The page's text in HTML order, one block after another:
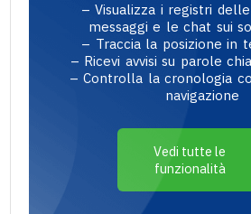
– Visualizza i registri
messaggi e le chat sui
– Traccia la posizione in
– Ricevi avvisi su parole
– Controlla la cronologia
navigazione
Vedi tutte le
funzionalità